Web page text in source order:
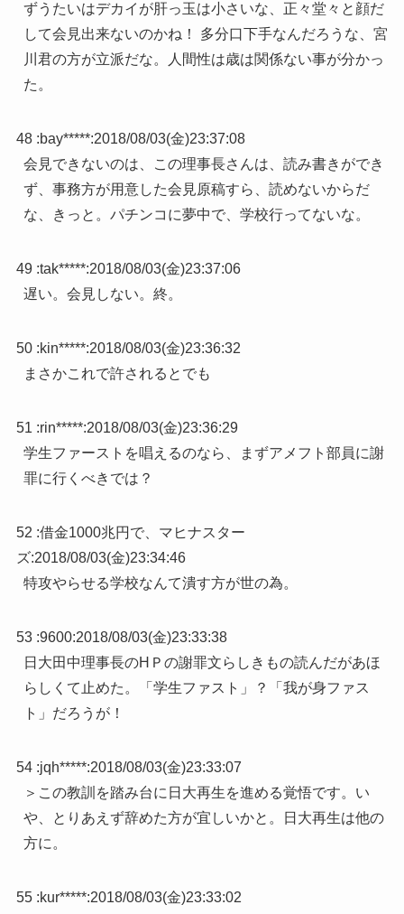
ずうたいはデカイが肝っ玉は小さいな、正々堂々と顔だ
して会見出来ないのかね！ 多分口下手なんだろうな、宮
川君の方が立派だな。人間性は歳は関係ない事が分かっ
た。
48 :bay*****:2018/08/03(金)23:37:08
会見できないのは、この理事長さんは、読み書きができ
ず、事務方が用意した会見原稿すら、読めないからだ
な、きっと。パチンコに夢中で、学校行ってないな。
49 :tak*****:2018/08/03(金)23:37:06
遅い。会見しない。終。
50 :kin*****:2018/08/03(金)23:36:32
まさかこれで許されるとでも
51 :rin*****:2018/08/03(金)23:36:29
学生ファーストを唱えるのなら、まずアメフト部員に謝
罪に行くべきでは？
52 :借金1000兆円で、マヒナスター
ズ:2018/08/03(金)23:34:46
特攻やらせる学校なんて潰す方が世の為。
53 :9600:2018/08/03(金)23:33:38
日大田中理事長のHＰの謝罪文らしきもの読んだがあほ
らしくて止めた。「学生ファスト」？「我が身ファス
ト」だろうが！
54 :jqh*****:2018/08/03(金)23:33:07
＞この教訓を踏み台に日大再生を進める覚悟です。い
や、とりあえず辞めた方が宜しいかと。日大再生は他の
方に。
55 :kur*****:2018/08/03(金)23:33:02